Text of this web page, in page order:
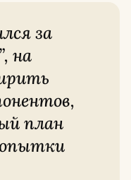
на
план